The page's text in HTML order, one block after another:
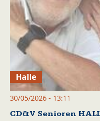
Halle
30/05/2026 - 13:11
CD&V Senioren